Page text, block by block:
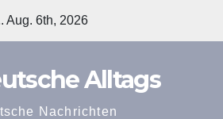
Aug. 6th, 2026
Alltags
Nachrichten